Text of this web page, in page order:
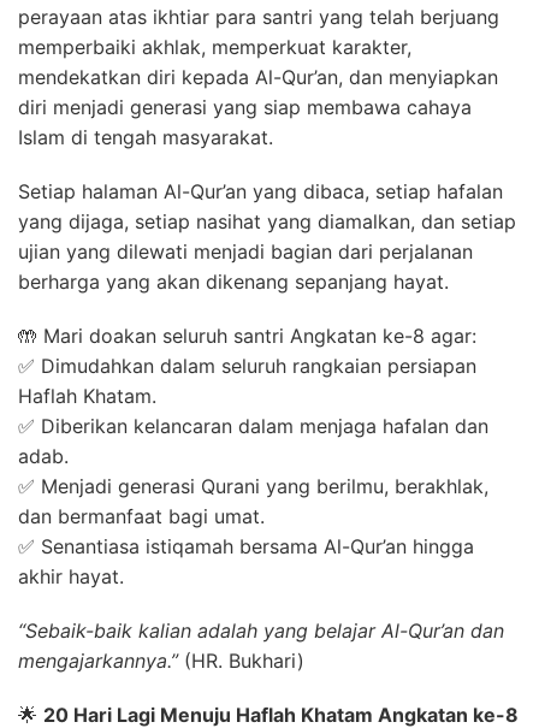
perayaan atas ikhtiar para santri yang telah berjuang
memperbaiki akhlak, memperkuat karakter,
mendekatkan diri kepada Al-Qur’an, dan menyiapkan
diri menjadi generasi yang siap membawa cahaya
Islam di tengah masyarakat.
Setiap halaman Al-Qur’an yang dibaca, setiap hafalan
yang dijaga, setiap nasihat yang diamalkan, dan setiap
ujian yang dilewati menjadi bagian dari perjalanan
berharga yang akan dikenang sepanjang hayat.
🤲 Mari doakan seluruh santri Angkatan ke-8 agar:
✅ Dimudahkan dalam seluruh rangkaian persiapan
Haflah Khatam.
✅ Diberikan kelancaran dalam menjaga hafalan dan
adab.
✅ Menjadi generasi Qurani yang berilmu, berakhlak,
dan bermanfaat bagi umat.
✅ Senantiasa istiqamah bersama Al-Qur’an hingga
akhir hayat.
“Sebaik-baik kalian adalah yang belajar Al-Qur’an dan
mengajarkannya.”(HR. Bukhari)
🌟 20 Hari Lagi Menuju Haflah Khatam Angkatan ke-8